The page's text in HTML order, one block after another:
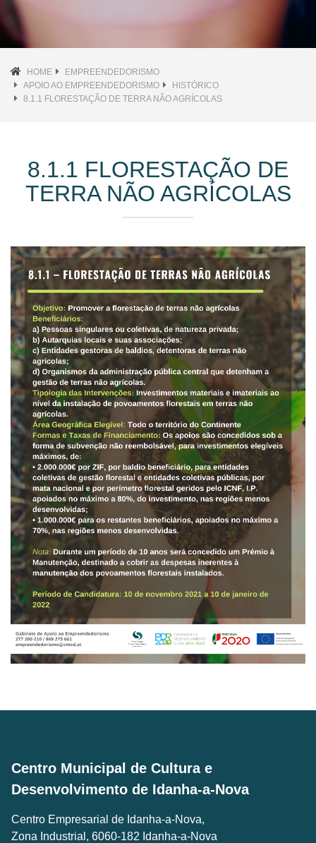
HOME
EMPREENDEDORISMO
APOIO AO EMPREENDEDORISMO
HISTÓRICO
8.1.1 FLORESTAÇÃO DE TERRA NÃO AGRÍCOLAS
8.1.1 FLORESTAÇÃO DE
TERRA NÃO AGRÍCOLAS
Centro Municipal de Cultura e
Desenvolvimento de Idanha-a-Nova
Centro Empresarial de Idanha-a-Nova,
Zona Industrial, 6060-182 Idanha-a-Nova